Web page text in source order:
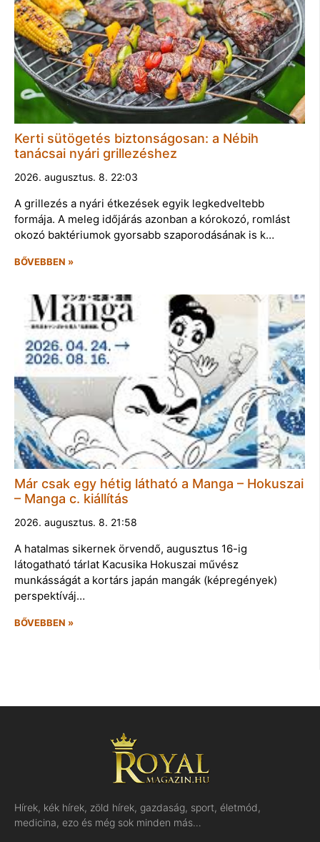
Kerti sütögetés biztonságosan: a Nébih
tanácsai nyári grillezéshez
2026. augusztus. 8. 22:03
A grillezés a nyári étkezések egyik legkedveltebb
formája. A meleg időjárás azonban a kórokozó, romlást
okozó baktériumok gyorsabb szaporodásának is k…
BŐVEBBEN »
Már csak egy hétig látható a Manga – Hokuszai
– Manga c. kiállítás
2026. augusztus. 8. 21:58
A hatalmas sikernek örvendő, augusztus 16-ig
látogatható tárlat Kacusika Hokuszai művész
munkásságát a kortárs japán mangák (képregények)
perspektíváj…
BŐVEBBEN »
Hírek, kék hírek, zöld hírek, gazdaság, sport, életmód,
medicina, ezo és még sok minden más…